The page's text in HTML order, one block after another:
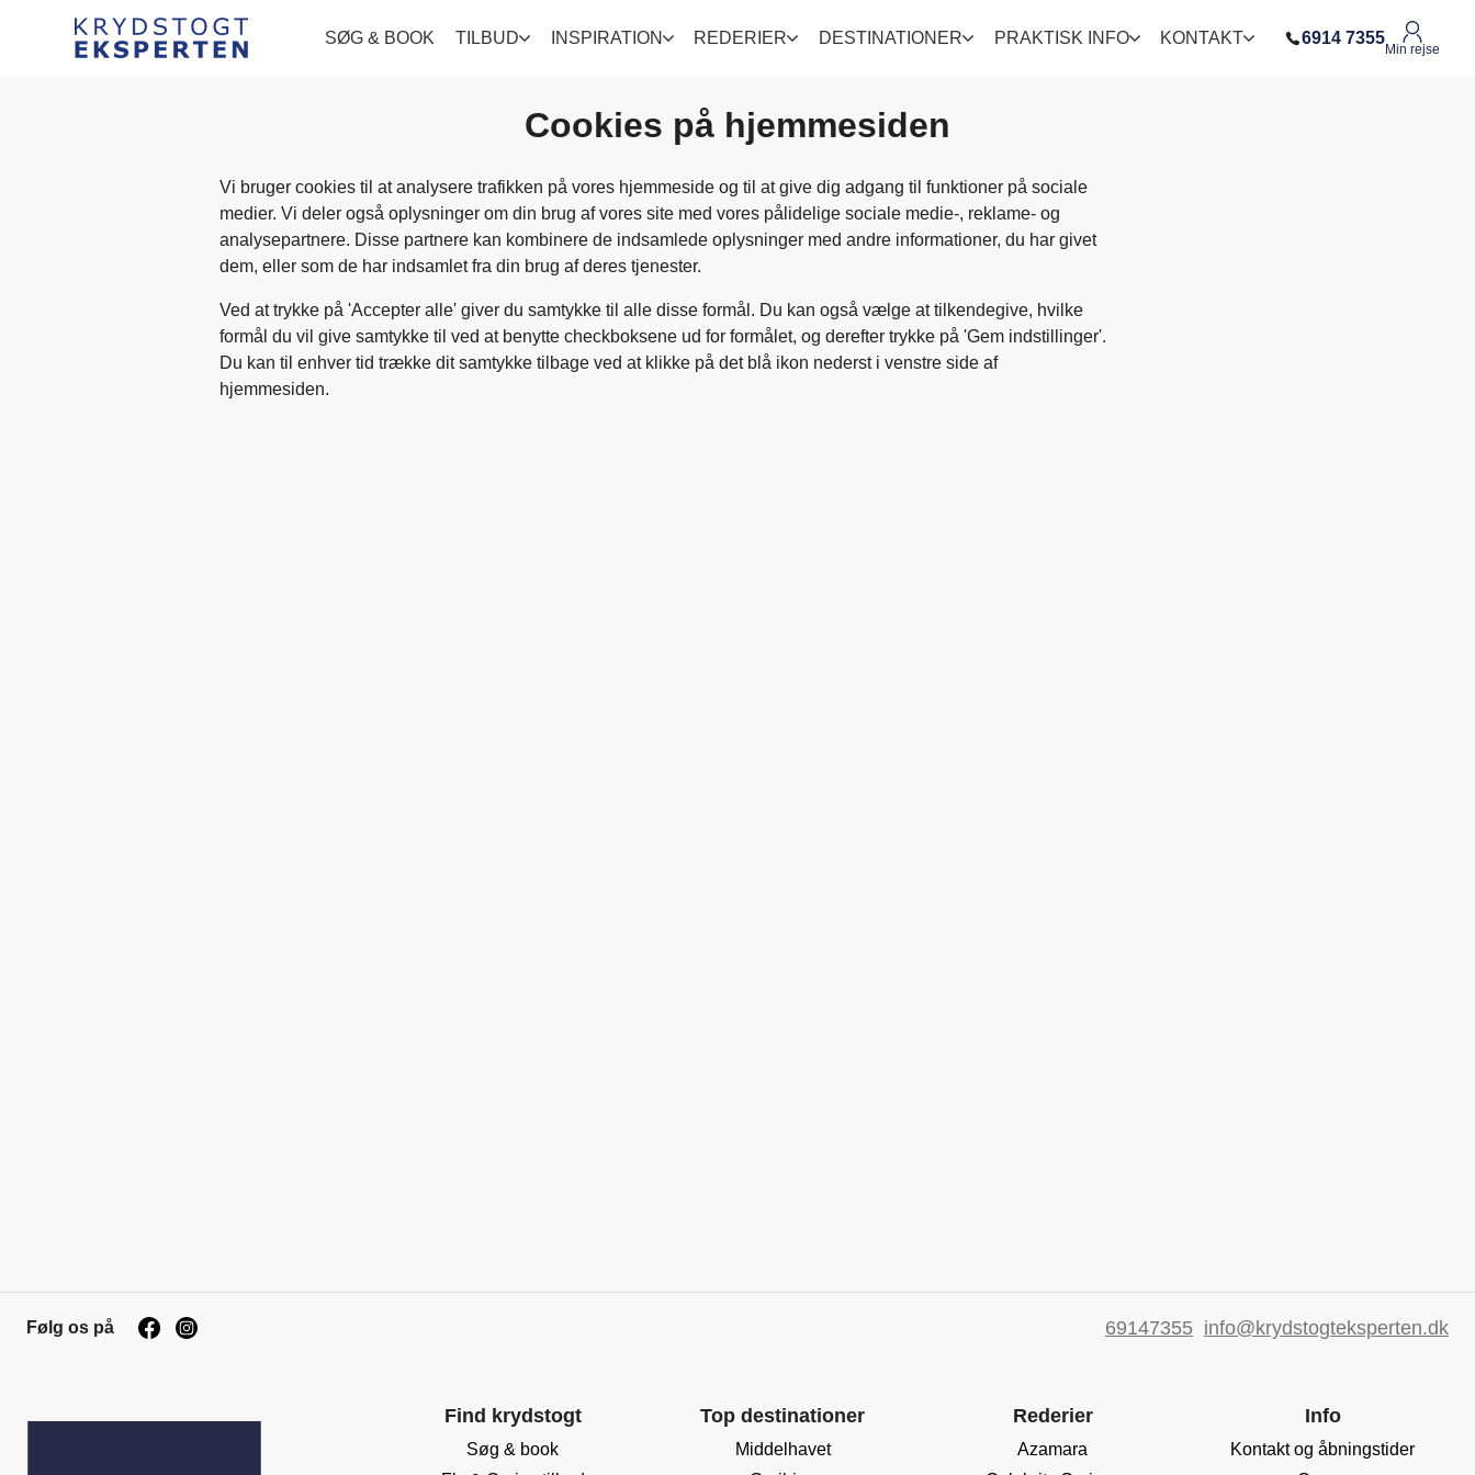
SØG & BOOK TILBUD INSPIRATION REDERIER DESTINATIONER PRAKTISK INFO KONTAKT 6914 7355
Min rejse
Cookies på hjemmesiden
Vi bruger cookies til at analysere trafikken på vores hjemmeside og til at give dig adgang til funktioner på sociale
medier. Vi deler også oplysninger om din brug af vores site med vores pålidelige sociale medie-, reklame- og
analysepartnere. Disse partnere kan kombinere de indsamlede oplysninger med andre informationer, du har givet
dem, eller som de har indsamlet fra din brug af deres tjenester.
Ved at trykke på 'Accepter alle' giver du samtykke til alle disse formål. Du kan også vælge at tilkendegive, hvilke
formål du vil give samtykke til ved at benytte checkboksene ud for formålet, og derefter trykke på 'Gem indstillinger'.
Du kan til enhver tid trække dit samtykke tilbage ved at klikke på det blå ikon nederst i venstre side af
hjemmesiden.
Følg os på 69147355 info@krydstogteksperten.dk
Find krydstogt
Søg & book
Top destinationer
Middelhavet
Rederier
Azamara
Info
Kontakt og åbningstider